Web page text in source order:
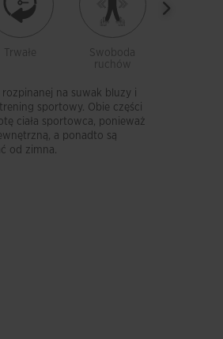
Trwałe
Swoboda
ruchów
rozpinanej na suwak bluzy i
sportowy. Obie części
ciała sportowca, ponieważ
a ponadto są
od zimna.